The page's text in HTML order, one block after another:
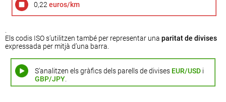
0,22euros/km
.
Els codis ISO s’utilitzen també per representar una paritat de divises
expressada per mitjà d’una barra.
S’analitzen els gràfics dels parells de divises EUR/USD i
GBP/JPY.